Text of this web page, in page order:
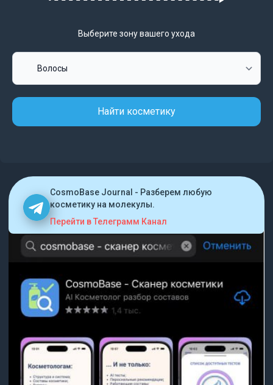
Выберите зону вашего ухода
Найти косметику
CosmoBase Journal - Разберем любую
косметику на молекулы.
Перейти в Телеграмм Канал